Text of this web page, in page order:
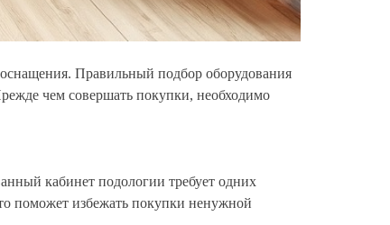
Правильный подбор оборудования
чем совершать покупки, необходимо
кабинет подологии требует одних
поможет избежать покупки ненужной